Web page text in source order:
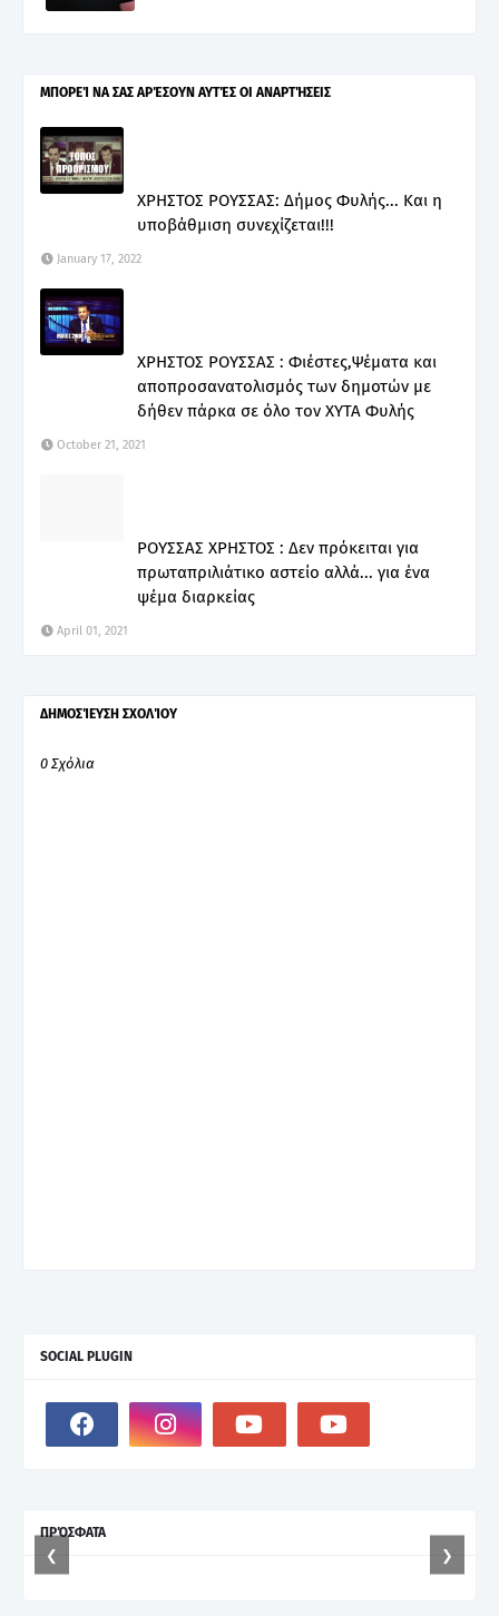
ΜΠΟΡΕΊ ΝΑ ΣΑΣ ΑΡΈΣΟΥΝ ΑΥΤΈΣ ΟΙ ΑΝΑΡΤΉΣΕΙΣ
ΧΡΗΣΤΟΣ ΡΟΥΣΣΑΣ: Δήμος Φυλής... Και η
υποβάθμιση συνεχίζεται!!!
January 17, 2022
ΧΡΗΣΤΟΣ ΡΟΥΣΣΑΣ : Φιέστες,Ψέματα και
αποπροσανατολισμός των δημοτών με
δήθεν πάρκα σε όλο τον ΧΥΤΑ Φυλής
October 21, 2021
ΡΟΥΣΣΑΣ ΧΡΗΣΤΟΣ : Δεν πρόκειται για
πρωταπριλιάτικο αστείο αλλά... για ένα
ψέμα διαρκείας
April 01, 2021
ΔΗΜΟΣΊΕΥΣΗ ΣΧΟΛΊΟΥ
0 Σχόλια
SOCIAL PLUGIN
ΠΡΌΣΦΑΤΑ
❮ ❯